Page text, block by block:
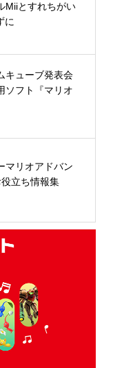
Miiとすれちがい
に
キューブ発表会
ソフト『マリオ
マリオアドバン
立ち情報集